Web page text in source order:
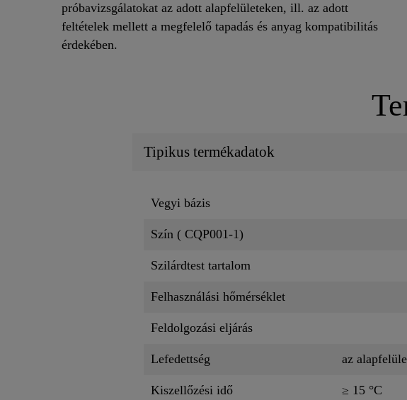
próbavizsgálatokat az adott alapfelületeken, ill. az adott
feltételek mellett a megfelelő tapadás és anyag kompatibilitás
érdekében.
Tipikus termékadatok
Vegyi bázis
Szín ( CQP001-1)
Szilárdtest tartalom
Felhasználási hőmérséklet
Feldolgozási eljárás
Lefedettség az
Kiszellőzési idő
≥ 15 °C